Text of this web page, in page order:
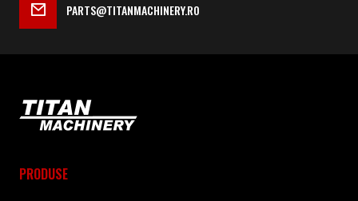
PARTS@TITANMACHINERY.RO
PRODUSE